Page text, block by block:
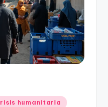
humanitaria